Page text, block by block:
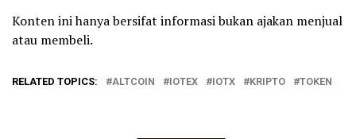
Konten ini hanya bersifat informasi bukan ajakan menjual
atau membeli.
RELATED TOPICS: ALTCOIN IOTEX IOTX KRIPTO TOKEN